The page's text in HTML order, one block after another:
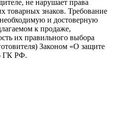
не нарушает права
товарных знаков. Требование
и достоверную
к продаже,
их правильного выбора
Законом «О защите
ГК РФ.